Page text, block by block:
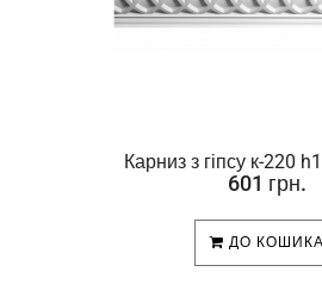
Карниз з гіпсу к-220
601 грн.
ДО КОШИКА